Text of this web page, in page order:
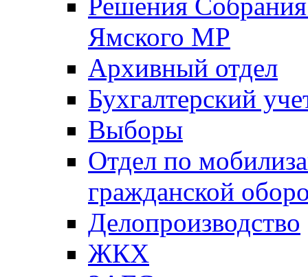
Ямского МР
Архивный отдел
Бухгалтерский
Выборы
Отдел по
гражданской
Делопроизводство
ЖКХ